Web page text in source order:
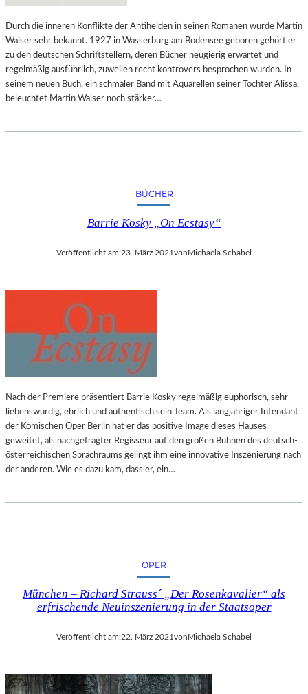
Durch die inneren Konflikte der Antihelden in seinen Romanen wurde Martin
Walser sehr bekannt. 1927 in Wasserburg am Bodensee geboren gehört er
zu den deutschen Schriftstellern, deren Bücher neugierig erwartet und
regelmäßig ausführlich, zuweilen recht kontrovers besprochen wurden. In
seinem neuen Buch, ein schmaler Band mit Aquarellen seiner Tochter Alissa,
beleuchtet Martin Walser noch stärker…
BÜCHER
Barrie Kosky „On Ecstasy“
Veröffentlicht am:23. März 2021vonMichaela Schabel
Nach der Premiere präsentiert Barrie Kosky regelmäßig euphorisch, sehr
liebenswürdig, ehrlich und authentisch sein Team. Als langjähriger Intendant
der Komischen Oper Berlin hat er das positive Image dieses Hauses
geweitet, als nachgefragter Regisseur auf den großen Bühnen des deutsch-
österreichischen Sprachraums gelingt ihm eine innovative Inszenierung nach
der anderen. Wie es dazu kam, dass er, ein…
OPER
München – Richard Strauss´ „Der Rosenkavalier“ als
erfrischende Neuinszenierung in der Staatsoper
Veröffentlicht am:22. März 2021 von Michaela Schabel